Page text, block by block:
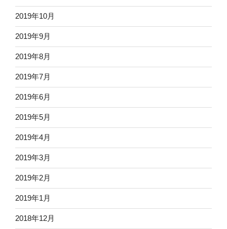
2019年10月
2019年9月
2019年8月
2019年7月
2019年6月
2019年5月
2019年4月
2019年3月
2019年2月
2019年1月
2018年12月